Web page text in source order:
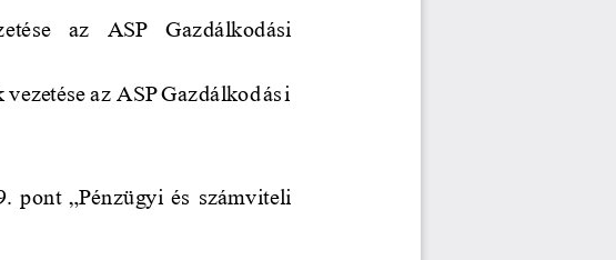
az  ASP
Gazdálkodási
az ASP Gazdálkodási
pont „Pénzügyi és számviteli